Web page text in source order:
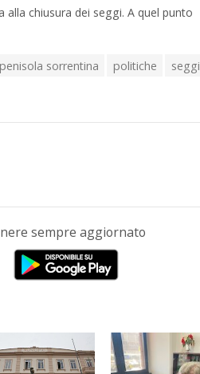
alla chiusura dei seggi. A quel punto
penisola sorrentina politiche
seggi
sempre aggiornato